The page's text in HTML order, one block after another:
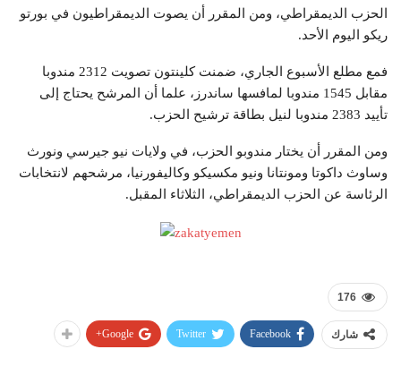
الحزب الديمقراطي، ومن المقرر أن يصوت الديمقراطيون في بورتو
ريكو اليوم الأحد.
فمع مطلع الأسبوع الجاري، ضمنت كلينتون تصويت 2312 مندوبا
مقابل 1545 مندوبا لمافسها ساندرز، علما أن المرشح يحتاج إلى
تأييد 2383 مندوبا لنيل بطاقة ترشيح الحزب.
ومن المقرر أن يختار مندوبو الحزب، في ولايات نيو جيرسي ونورث
وساوث داكوتا ومونتانا ونيو مكسيكو وكاليفورنيا، مرشحهم لانتخابات
الرئاسة عن الحزب الديمقراطي، الثلاثاء المقبل.
176
شارك Facebook
Twitter
Google+